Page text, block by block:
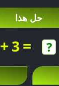
حل هذا
+ 3 =